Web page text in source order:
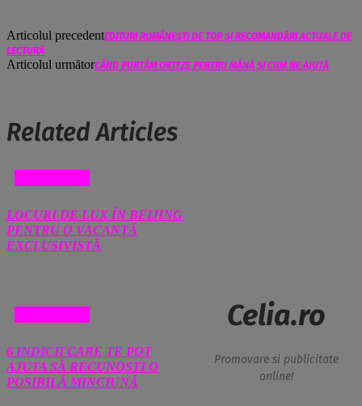
Articolul precedentEDITURI ROMÂNEȘTI DE TOP ȘI RECOMANDĂRI ACTUALE DE
LECTURĂ
Articolul următorCÂND PURTĂM ORTEZE PENTRU MÂNĂ ȘI CUM NE AJUTĂ
Related Articles
LOCURI DE LUX ÎN BEIJING
PENTRU O VACANȚĂ
EXCLUSIVISTĂ
6 INDICII CARE TE POT
AJUTA SĂ RECUNOȘTI O
POSIBILĂ MINCIUNĂ
Celia.ro
Promovare si publicitate
online!